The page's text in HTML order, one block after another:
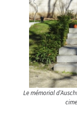
Le mémorial